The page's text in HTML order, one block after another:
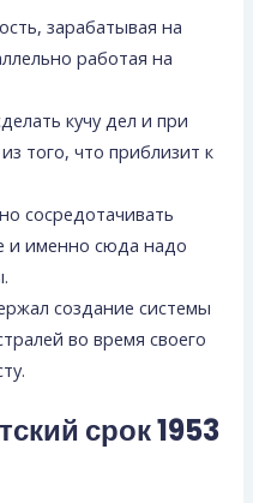
зарабатывая на
работая на
кучу дел и при
того, что приблизит к
сосредотачивать
и именно сюда надо
создание системы
во время своего
срок 1953